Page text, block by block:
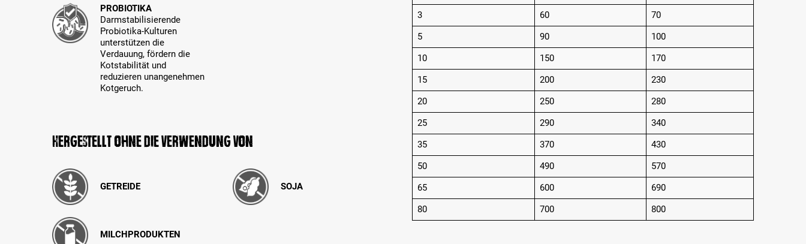
PROBIOTIKA
Darmstabilisierende
Probiotika-Kulturen
unterstützen die
Verdauung, fördern die
Kotstabilität und
reduzieren unangenehmen
Kotgeruch.
Hergestellt ohne die Verwendung von
GETREIDE SOJA
MILCHPRODUKTEN
3
60
70
5
90
100
10
150
170
15
200
230
20
250
280
25
290
340
35
370
430
50
490
570
65
600
690
80
700 800